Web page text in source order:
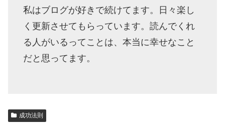
私はブログが好きで続けてます。日々楽し
く更新させてもらっています。読んでくれ
る人がいるってことは、本当に幸せなこと
だと思ってます。
成功法則